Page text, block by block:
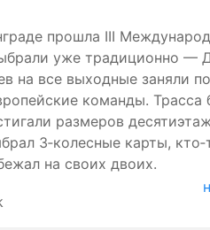
прошла III
уже традиционно —
на все выходные заняли
команды.
размеров
3‑колесные карты,
на своих двоих.